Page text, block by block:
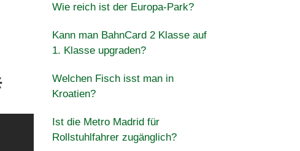
Wie reich ist der Europa-Park?
Kann man BahnCard 2 Klasse auf
1. Klasse upgraden?
Welchen Fisch isst man in
Kroatien?
Ist die Metro Madrid für
Rollstuhlfahrer zugänglich?